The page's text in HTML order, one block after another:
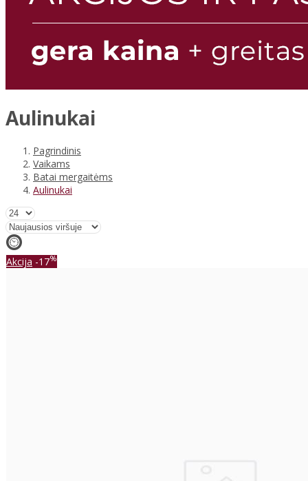
Aulinukai
Pagrindinis
Vaikams
Batai mergaitėms
Aulinukai
Akcija -17%